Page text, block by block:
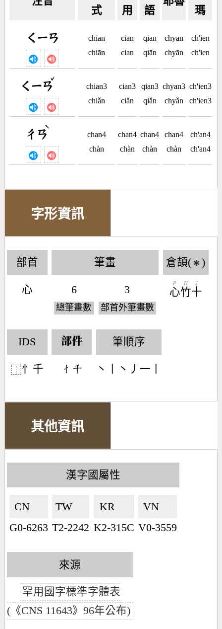
式 用 語 瑪
ㄑㄧㄢ
chian
chiān
cian
cian
qian
qiān
chyan
chyān
ch'ien
ch'ien
ㄑㄧㄢ
ˇ
chian3
chiǎn
cian3
ciǎn
qian3
qiǎn
chyan3
chyǎn
ch'ien3
ch'ien3
ㄔㄢ
ˋ
chan4
chàn
chan4
chàn
chan4
chàn
chan4
chàn
ch'an4
ch'an4
字形資訊
部首
心
筆畫
6
總筆畫數
3
部首外筆畫數
倉頡( ✱ )
心
P
竹
H
十
J
IDS
⿰忄千
部件
󶄂󶁽
筆順序
丶丨丶丿一丨
其他資訊
漢字國屬性
CN🇨🇳
G0-6263
TW🇹🇼
T2-2242
KR🇰🇷
K2-315C
VN🇻🇳
V0-3559
來源
罕用國字標準字體表
(《CNS 11643》96年公布)